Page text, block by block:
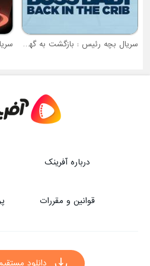
سریال آرمن
درباره آفرینک
قوانین و مقررات
دانلود